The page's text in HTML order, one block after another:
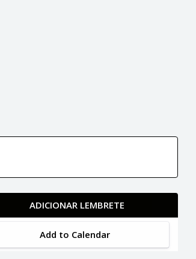
ADICIONAR LEMBRETE
Add to Calendar